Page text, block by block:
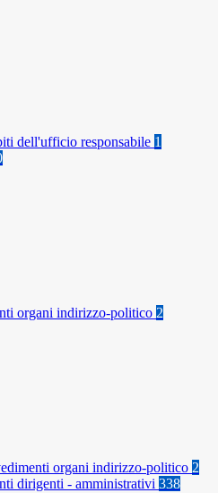
dell'ufficio responsabile 1
organi indirizzo-politico 2
organi indirizzo-politico 2
dirigenti - amministrativi 338